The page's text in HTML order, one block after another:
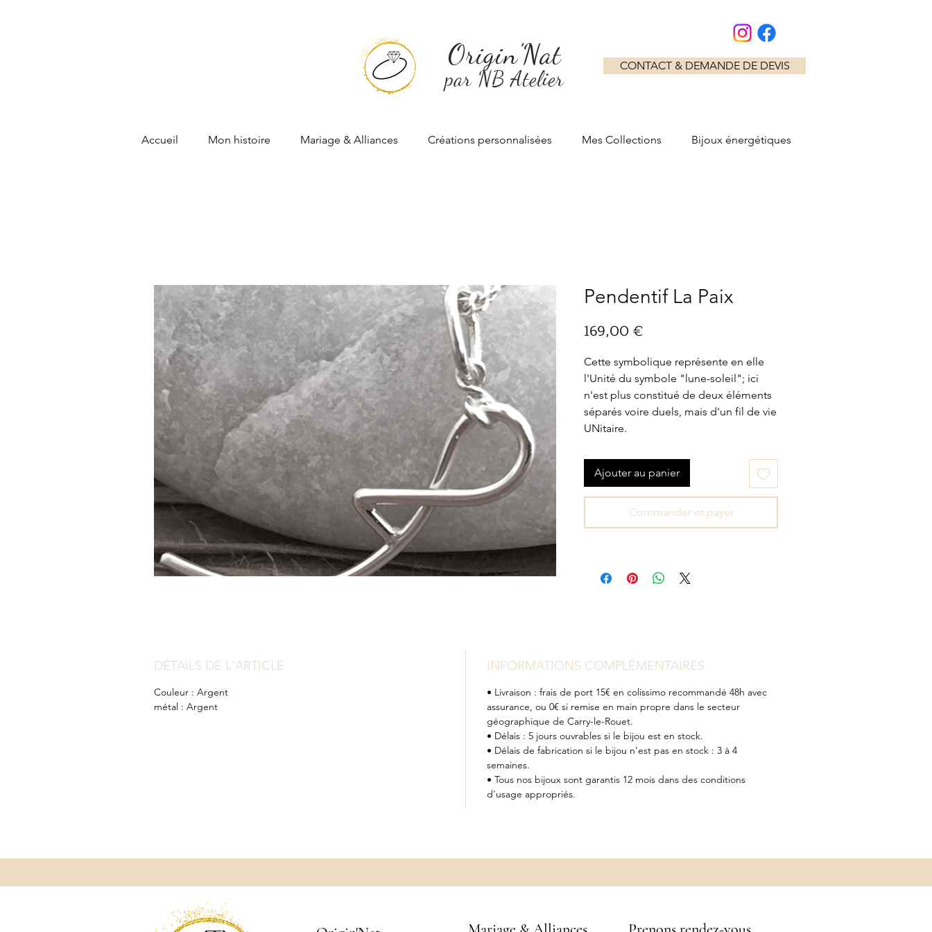
Origin'Nat
par NB Atelier
CONTACT & DEMANDE DE DEVIS
Accueil Mon histoire Mariage & Alliances Créations personnalisées Mes Collections Bijoux énergétiques
Pendentif La Paix
169,00 €
Cette symbolique représente en elle
l'Unité du symbole "lune-soleil"; ici
n'est plus constitué de deux éléments
séparés voire duels, mais d'un fil de vie
UNitaire.
Ajouter au panier
Commander et payer
DÉTAILS DE L'ARTICLE
Couleur : Argent
métal : Argent
INFORMATIONS COMPLÉMENTAIRES
• Livraison : frais de port 15€ en colissimo recommandé 48h avec
assurance, ou 0€ si remise en main propre dans le secteur
géographique de Carry-le-Rouet.
• Délais : 5 jours ouvrables si le bijou est en stock.
• Délais de fabrication si le bijou n’est pas en stock : 3 à 4
semaines.
• Tous nos bijoux sont garantis 12 mois dans des conditions
d'usage appropriés.